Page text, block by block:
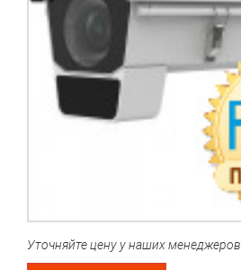
Уточняйте цену у наших менеджеров